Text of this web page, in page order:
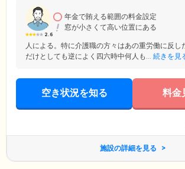
2.6
年金で賄える範囲の料金設定
窓が小さくて高い位置にある
人による。特に介護職の方々はあの重労働に反し
だけとしても逆によく四六時中何人も... 続きを見
空き状況を知る 料金
施設の詳細を見る